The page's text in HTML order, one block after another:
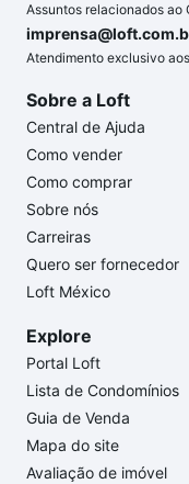
Assuntos relacionados ao
Atendimento exclusivo
Sobre a Loft
Central de Ajuda
Como vender
Como comprar
Sobre nós
Carreiras
Quero ser fornecedor
Loft México
Explore
Portal Loft
Lista de Condomínios
Guia de Venda
Mapa do site
Avaliação de imóvel